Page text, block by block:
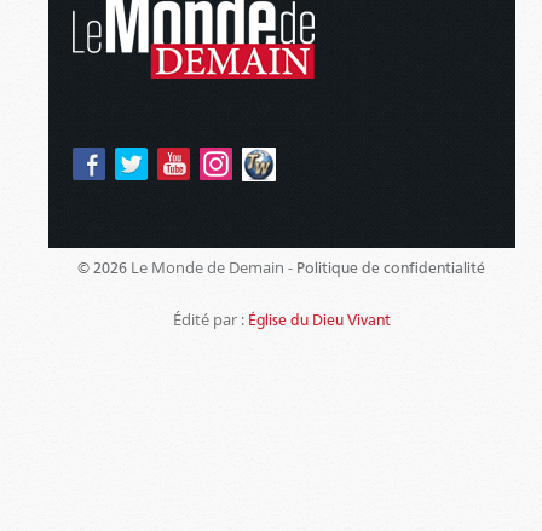
© 2026 Le Monde de Demain - Politique de confidentialité
Édité par : Église du Dieu Vivant